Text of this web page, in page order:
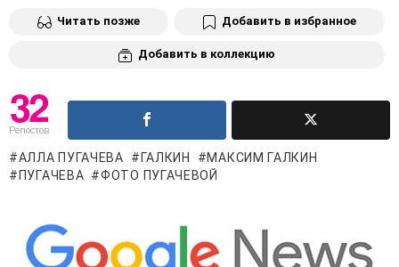
Читать позже Добавить в избранное
Добавить в коллекцию
32
Репостов
АЛЛА ПУГАЧЕВА ГАЛКИН
МАКСИМ ГАЛКИН
ПУГАЧЕВА
ФОТО ПУГАЧЕВОЙ